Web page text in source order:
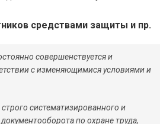
средствами защиты и пр.
совершенствуется и
с изменяющимися условиями и
систематизированного и
по охране труда,